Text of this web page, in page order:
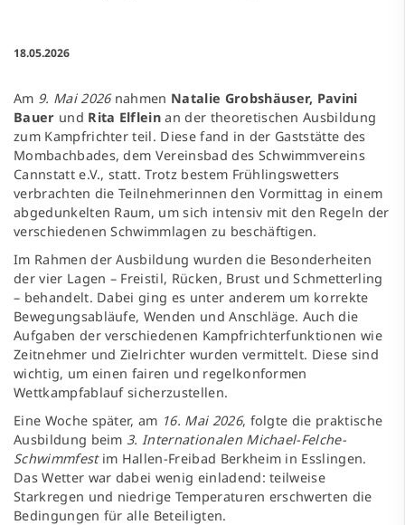
18.05.2026
Am 9. Mai 2026nahmen Natalie Grobshäuser, Pavini
Bauer und Rita Elflein an der theoretischen Ausbildung
zum Kampfrichter teil. Diese fand in der Gaststätte des
Mombachbades, dem Vereinsbad des Schwimmvereins
Cannstatt e.V., statt. Trotz bestem Frühlingswetters
verbrachten die Teilnehmerinnen den Vormittag in einem
abgedunkelten Raum, um sich intensiv mit den Regeln der
verschiedenen Schwimmlagen zu beschäftigen.
Im Rahmen der Ausbildung wurden die Besonderheiten
der vier Lagen – Freistil, Rücken, Brust und Schmetterling
– behandelt. Dabei ging es unter anderem um korrekte
Bewegungsabläufe, Wenden und Anschläge. Auch die
Aufgaben der verschiedenen Kampfrichterfunktionen wie
Zeitnehmer und Zielrichter wurden vermittelt. Diese sind
wichtig, um einen fairen und regelkonformen
Wettkampfablauf sicherzustellen.
Eine Woche später, am 16. Mai 2026, folgte die praktische
Ausbildung beim 3. Internationalen Michael-Felche-
Schwimmfestim Hallen-Freibad Berkheim in Esslingen.
Das Wetter war dabei wenig einladend: teilweise
Starkregen und niedrige Temperaturen erschwerten die
Bedingungen für alle Beteiligten.